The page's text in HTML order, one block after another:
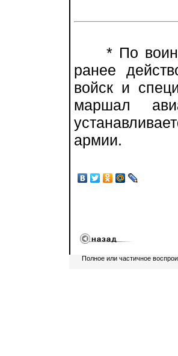
* По
ранее
войск и
маршал
армии.
Полное или частичное